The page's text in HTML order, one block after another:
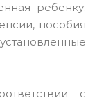
ребенку;
пособия
с